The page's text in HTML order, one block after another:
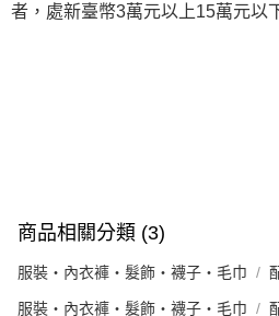
者，處新臺幣3萬元以上15萬元以
商品相關分類 (3)
服裝・內衣褲・髮飾・襪子・毛巾
服裝・內衣褲・髮飾・襪子・毛巾